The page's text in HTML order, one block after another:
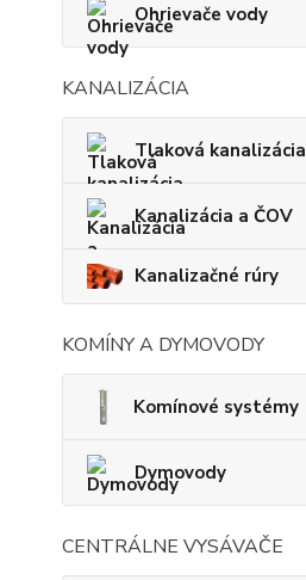
Ohrievače vody
KANALIZÁCIA
Tlaková kanalizácia
Kanalizácia a ČOV
Kanalizačné rúry
KOMÍNY A DYMOVODY
Komínové systémy
Dymovody
CENTRÁLNE VYSÁVAČE